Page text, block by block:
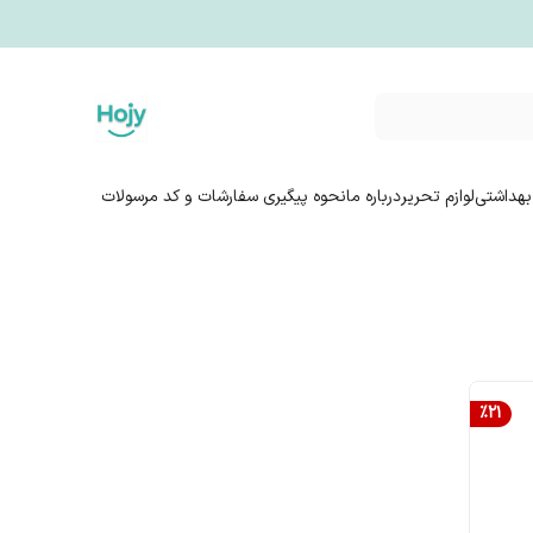
لوازم تحریردرباره مانحوه پیگیری سفارشات و کد مرسولات
%21